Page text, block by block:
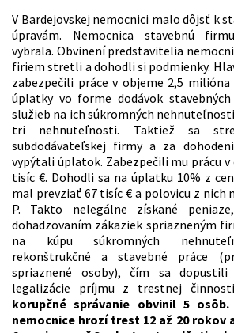
V Bardejovskej nemocnici malo dôjsť k
úpravám. Nemocnica stavebnú
vybrala. Obvinení predstavitelia
firiem stretli a dohodli si podmienky.
zabezpečili práce v objeme 2,5
úplatky vo forme dodávok
služieb na ich súkromných
tri nehnuteľnosti. Taktiež sa
subdodávateľskej firmy a za
vypýtali úplatok. Zabezpečili mu prácu v
tisíc €. Dohodli sa na úplatku 10% z
mal prevziať 67 tisíc € a polovicu z nich
P. Takto nelegálne získané
dohadzovaním zákaziek spriazneným
na kúpu súkromných
rekonštrukčné a stavebné práce
spriaznené osoby), čím sa
legalizácie príjmu z trestnej
korupčné správanie obvinil 5
nemocnice hrozí trest 12 až 20